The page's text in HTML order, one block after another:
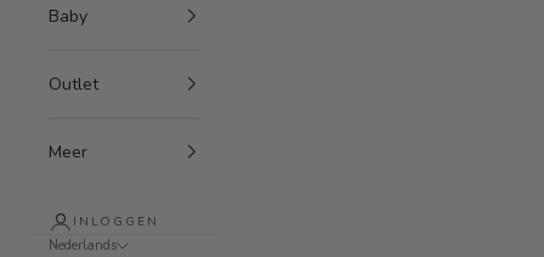
Baby
Outlet
Meer
INLOGGEN
Nederlands